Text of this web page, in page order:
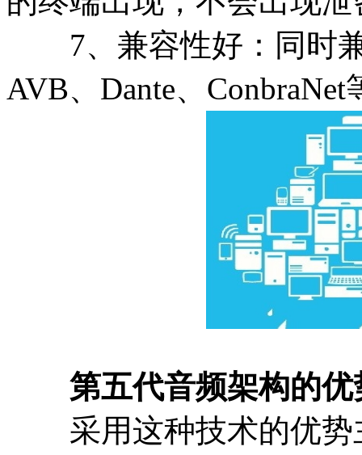
7、兼容性好：同时兼
AVB、Dante、ConbraNet
第五代音频架构的优
采用这种技术的优势